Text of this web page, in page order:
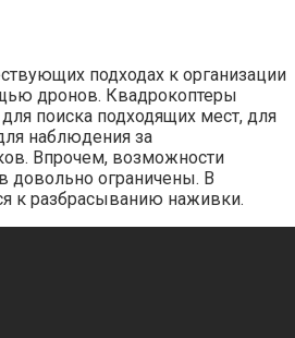
подходах к организации
дронов. Квадрокоптеры
поиска подходящих мест, для
наблюдения за
Впрочем, возможности
довольно ограничены. В
к разбрасыванию наживки.